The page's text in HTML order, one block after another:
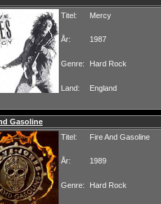
Titel: Mercy
År: 1987
Genre: Hard Rock
Land: England
Gasoline
Titel:
Fire And Gasoline
År: 1989
Genre: Hard Rock